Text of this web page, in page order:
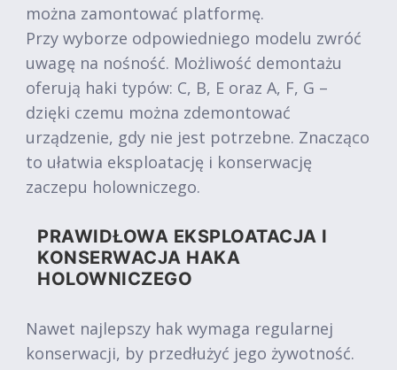
można zamontować platformę.
Przy wyborze odpowiedniego modelu zwróć
uwagę na nośność. Możliwość demontażu
oferują haki typów: C, B, E oraz A, F, G –
dzięki czemu można zdemontować
urządzenie, gdy nie jest potrzebne. Znacząco
to ułatwia eksploatację i konserwację
zaczepu holowniczego.
PRAWIDŁOWA EKSPLOATACJA I
KONSERWACJA HAKA
HOLOWNICZEGO
Nawet najlepszy hak wymaga regularnej
konserwacji, by przedłużyć jego żywotność.